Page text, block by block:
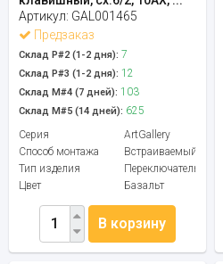
Артикул: GAL001465
Предзаказ
Склад Р#2 (1-2 дня): 7
Склад Р#3 (1-2 дня): 12
Склад М#4 (7 дней): 103
Склад М#5 (14 дней): 625
Серия
ArtGallery
Способ монтажа
Встраиваемый
Тип изделия
Переключатель
Цвет
Базальт
В корзину